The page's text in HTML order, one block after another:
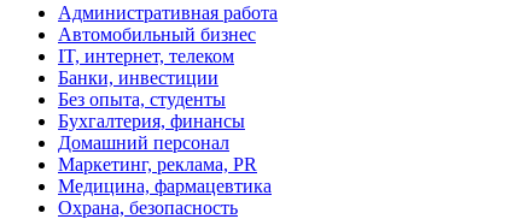
Административная работа
Автомобильный бизнес
IT, интернет, телеком
Банки, инвестиции
Без опыта, студенты
Бухгалтерия, финансы
Домашний персонал
Маркетинг, реклама, PR
Медицина, фармацевтика
Охрана, безопасность